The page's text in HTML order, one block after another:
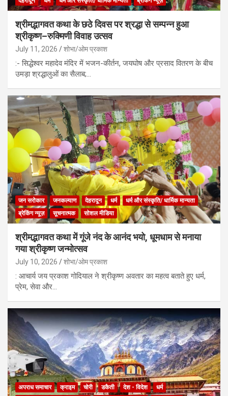
श्रीमद्भागवत कथा के छठे दिवस पर श्रद्धा से सम्पन्न हुआ
श्रीकृष्ण–रुक्मिणी विवाह उत्सव
July 11, 2026 शोभा/ओम प्रकाश
:- सिद्धेश्वर महादेव मंदिर में भजन-कीर्तन, जयघोष और प्रसाद वितरण के बीच
उमड़ा श्रद्धालुओं का सैलाब;…
जन सरोकार जनकल्याण देहरादून धर्म
धर्म और संस्कृति/ धार्मिक मान्यता
ब्रेकिंग न्यूज़
सूचनात्मक सोशल मीडिया
श्रीमद्भागवत कथा में गूंजे नंद के आनंद भयो, धूमधाम से मनाया
गया श्रीकृष्ण जन्मोत्सव
July 10, 2026 शोभा/ओम प्रकाश
: आचार्य जय प्रकाश गोदियाल ने श्रीकृष्ण अवतार का महत्व बताते हुए धर्म,
प्रेम, सेवा और…
अपराध समाचार क्राइम चोरी डकैती देश - विदेश
धर्म